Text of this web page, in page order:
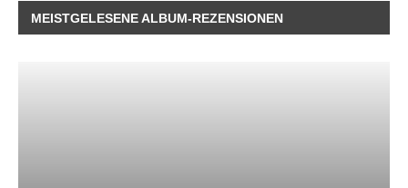
MEISTGELESENE ALBUM-REZENSIONEN